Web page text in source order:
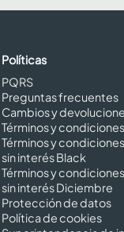
Políticas
PQRS
Preguntas frecuentes
Cambios y
Términos y condiciones
Términos y
sin interés Black
Términos y
sin interés Diciembre
Protección de datos
Política de cookies